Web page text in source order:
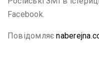
Facebook.
Повідомляє